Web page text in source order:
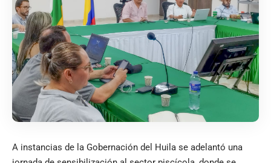
A instancias de la Gobernación del Huila se adelantó una